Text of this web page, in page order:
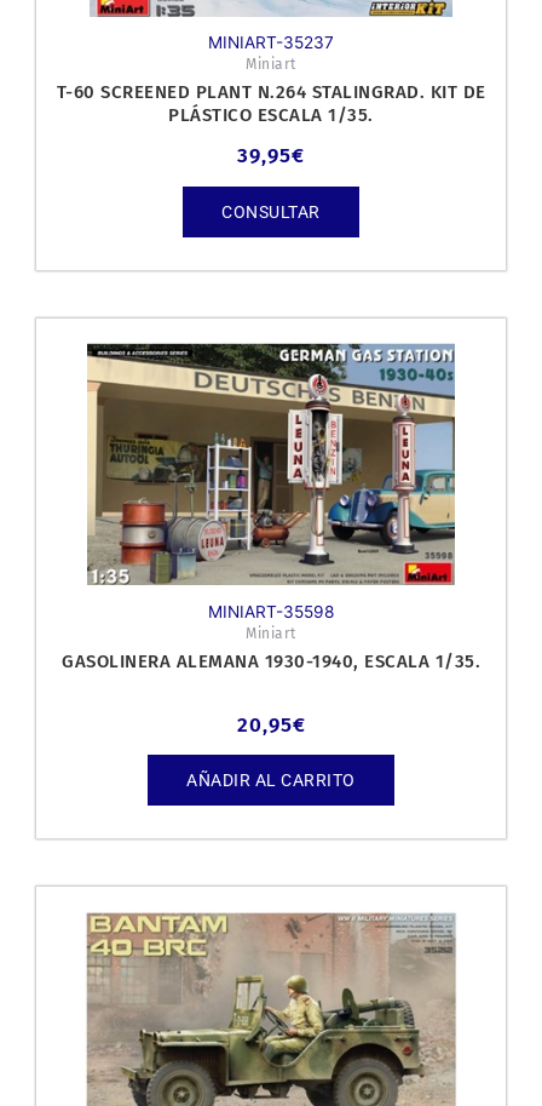
MINIART-35237
Miniart
T-60 SCREENED PLANT N.264 STALINGRAD. KIT DE
PLÁSTICO ESCALA 1/35.
39,95€
CONSULTAR
MINIART-35598
Miniart
GASOLINERA ALEMANA 1930-1940, ESCALA 1/35.
20,95€
AÑADIR AL CARRITO